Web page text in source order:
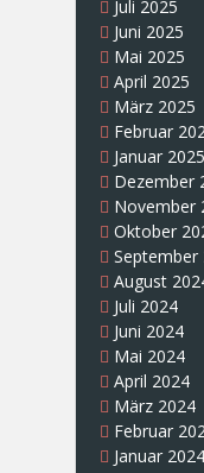
Juli 2025
Juni 2025
Mai 2025
April 2025
März 2025
Februar
Januar 2025
Dezember
November
Oktober
September
August
Juli 2024
Juni 2024
Mai 2024
April 2024
März 2024
Februar
Januar 2024